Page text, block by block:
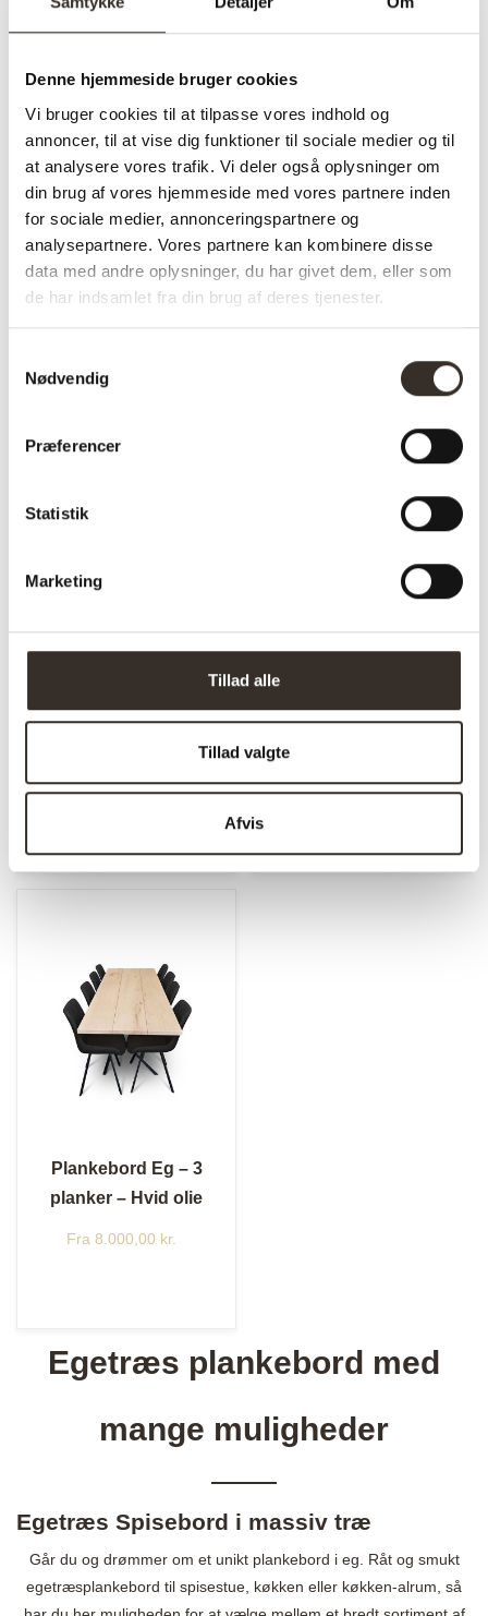
Denne hjemmeside bruger cookies
Vi bruger cookies til at tilpasse vores indhold og
annoncer, til at vise dig funktioner til sociale medier og til
at analysere vores trafik. Vi deler også oplysninger om
din brug af vores hjemmeside med vores partnere inden
for sociale medier, annonceringspartnere og
analysepartnere. Vores partnere kan kombinere disse
data med andre oplysninger, du har givet dem, eller som
de har indsamlet fra din brug af deres tjenester.
Nødvendig
Præferencer
Statistik
Marketing
Tillad alle
Tillad valgte
Afvis
Plankebord Eg – 3
planker – Valnød olie
– Træben
Fra8.000,00kr.
Plankebord Eg – 3
planker – Hvid olie –
Træben
Fra8.000,00
planker – Valnød olie
planker – Valnød olie
Fra8.000,00kr.
Plankebord Eg – 3
planker – Hvid olie
Fra8.000,00 kr.
Egetræs plankebord med
mange muligheder
Egetræs Spisebord i massiv træ
Går du og drømmer om et unikt plankebord i eg. Råt og smukt
egetræsplankebord til spisestue, køkken eller køkken-alrum, så